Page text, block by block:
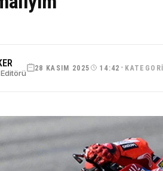
28 KASIM 2025 14:42 • KATEGORI